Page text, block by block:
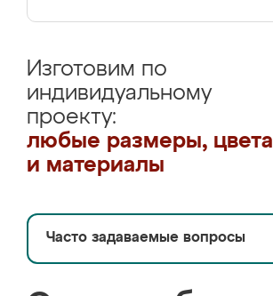
Изготовим по
индивидуальному
проекту:
любые размеры, цвета
и материалы
Часто задаваемые вопросы